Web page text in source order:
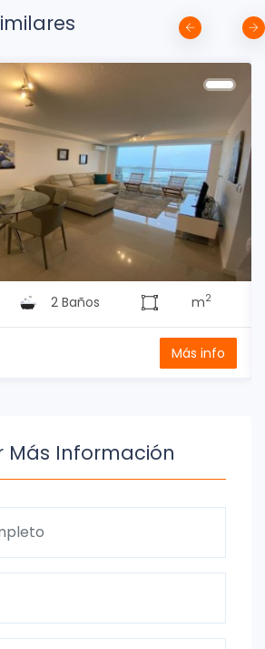
2 Baños m2
Más info
Más Información